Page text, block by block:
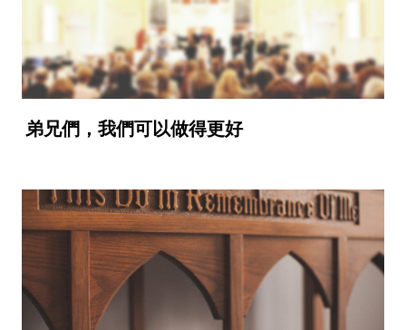
弟兄們，我們可以做得更好